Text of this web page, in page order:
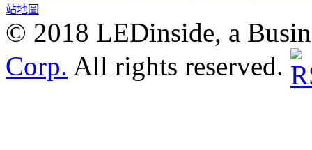
站地圖
© 2018 LEDinside, a
Corp. All rights reserved.